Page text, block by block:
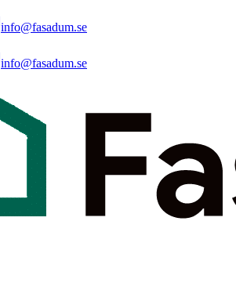
info@fasadum.se
info@fasadum.se